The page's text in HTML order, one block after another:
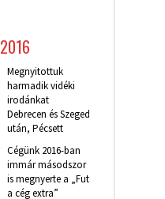
2016
Megnyitottuk
harmadik vidéki
irodánkat
Debrecen és Szeged
után, Pécsett
Cégünk 2016-ban
immár másodszor
is megnyerte a „Fut
a cég extra”